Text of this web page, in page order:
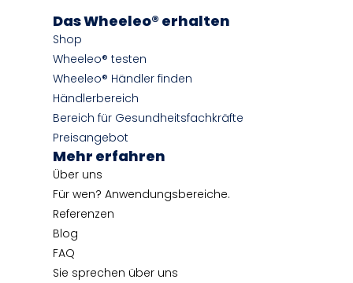
Das Wheeleo® erhalten
Shop
Wheeleo® testen
Wheeleo® Händler finden
Händlerbereich
Bereich für Gesundheitsfachkräfte
Preisangebot
Mehr erfahren
Über uns
Für wen? Anwendungsbereiche.
Referenzen
Blog
FAQ
Sie sprechen über uns